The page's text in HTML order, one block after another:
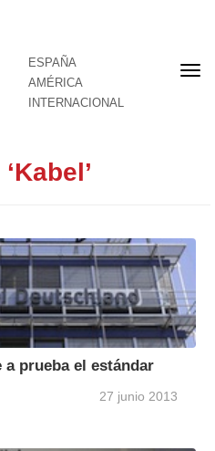
ESPAÑA
AMÉRICA
INTERNACIONAL
a prueba el estándar
27 junio 2013